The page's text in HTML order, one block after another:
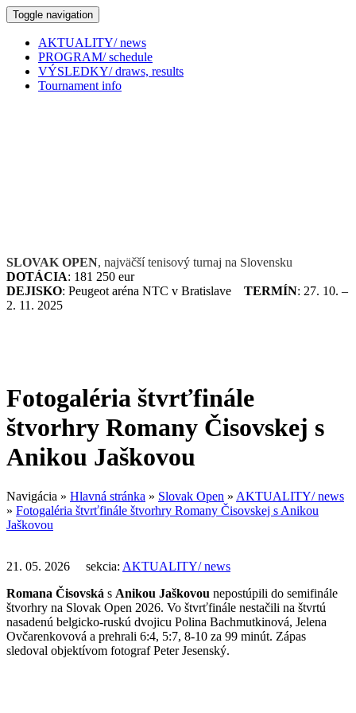
Toggle navigation
AKTUALITY/ news
PROGRAM/ schedule
VÝSLEDKY/ draws, results
Tournament info
SLOVAK OPEN, najväčší tenisový turnaj na Slovensku
DOTÁCIA: 181 250 eur
DEJISKO: Peugeot aréna NTC v Bratislave TERMÍN: 27. 10. –
2. 11. 2025
Fotogaléria štvrťfinále
štvorhry Romany Čisovskej s
Anikou Jaškovou
Navigácia » Hlavná stránka » Slovak Open » AKTUALITY/ news
» Fotogaléria štvrťfinále štvorhry Romany Čisovskej s Anikou
Jaškovou
21. 05. 2026 sekcia: AKTUALITY/ news
Romana Čisovská s Anikou Jaškovou nepostúpili do semifinále
štvorhry na Slovak Open 2026. Vo štvrťfinále nestačili na štvrtú
nasadenú belgicko-ruskú dvojicu Polina Bachmutkinová, Jelena
Ovčarenkovová a prehrali 6:4, 5:7, 8-10 za 99 minút. Zápas
sledoval objektívom fotograf Peter Jesenský.